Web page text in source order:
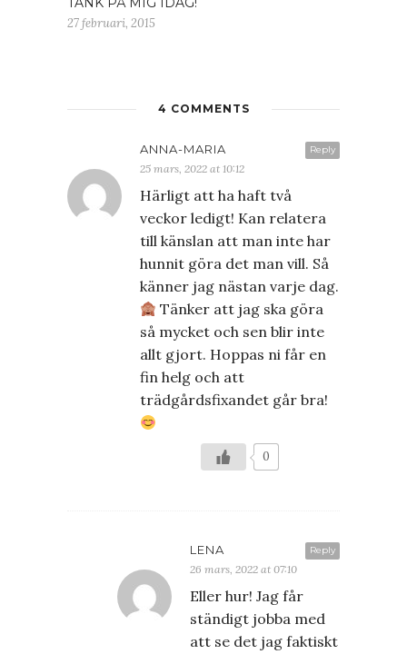
27 februari, 2015
4 COMMENTS
Reply
ANNA-MARIA
25 mars, 2022 at 10:12
Härligt att ha haft två
veckor ledigt! Kan relatera
till känslan att man inte har
hunnit göra det man vill. Så
känner jag nästan varje dag.
Tänker att jag ska göra
så mycket och sen blir inte
allt gjort. Hoppas ni får en
fin helg och att
trädgårdsfixandet går bra!
0
Reply
LENA
26 mars, 2022 at 07:10
Eller hur! Jag får
ständigt jobba med
att se det jag faktiskt